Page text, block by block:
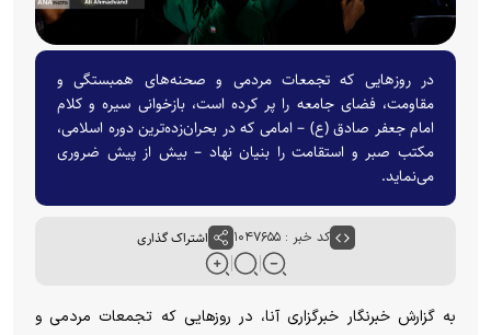
در روزهایی که تجمعات مردمی و صحنه‌های همبستگی و
مقاومت، فضای جامعه را پر کرده است، بازخوانی سیره و کلام
امام جعفر صادق (ع) – امامی که در بحران‌زده‌ترین دوره اسلامی،
مکتب صبر و استقامت را بنیان نهاد – بیش از پیش ضروری
می‌نماید.
کد خبر : ۱۰۴۷۶۵۵ اشتراک گذاری
به گزارش خبرنگار خبرگزاری آنا، در روزهایی که تجمعات مردمی و